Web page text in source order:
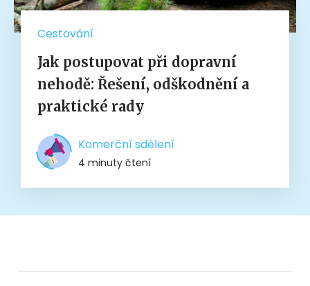
Cestování
Jak postupovat při dopravní
nehodě: Řešení, odškodnění a
praktické rady
Komerční sdělení
4 minuty čtení